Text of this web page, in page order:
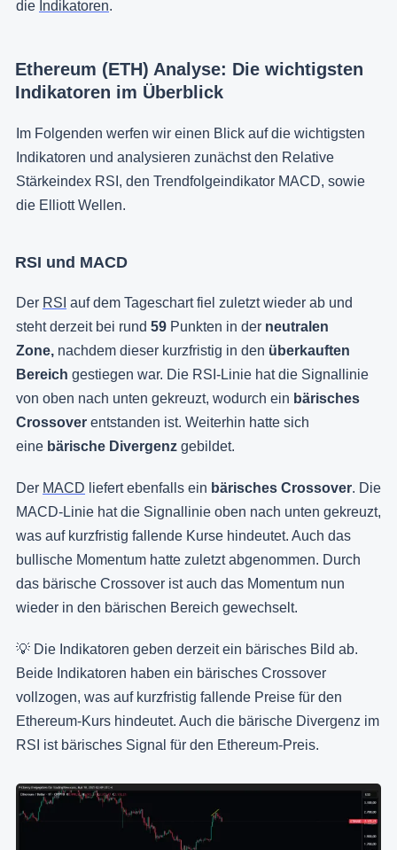
die Indikatoren.
Ethereum (ETH) Analyse: Die wichtigsten
Indikatoren im Überblick
Im Folgenden werfen wir einen Blick auf die wichtigsten
Indikatoren und analysieren zunächst den Relative
Stärkeindex RSI, den Trendfolgeindikator MACD, sowie
die Elliott Wellen.
RSI und MACD
Der RSI auf dem Tageschart fiel zuletzt wieder ab und
steht derzeit bei rund 59 Punkten in der neutralen
Zone, nachdem dieser kurzfristig in den überkauften
Bereich gestiegen war. Die RSI-Linie hat die Signallinie
von oben nach unten gekreuzt, wodurch ein bärisches
Crossover entstanden ist. Weiterhin hatte sich
eine bärische Divergenz gebildet.
Der MACD liefert ebenfalls ein bärisches Crossover. Die
MACD-Linie hat die Signallinie oben nach unten gekreuzt,
was auf kurzfristig fallende Kurse hindeutet. Auch das
bullische Momentum hatte zuletzt abgenommen. Durch
das bärische Crossover ist auch das Momentum nun
wieder in den bärischen Bereich gewechselt.
💡 Die Indikatoren geben derzeit ein bärisches Bild ab.
Beide Indikatoren haben ein bärisches Crossover
vollzogen, was auf kurzfristig fallende Preise für den
Ethereum-Kurs hindeutet. Auch die bärische Divergenz im
RSI ist bärisches Signal für den Ethereum-Preis.